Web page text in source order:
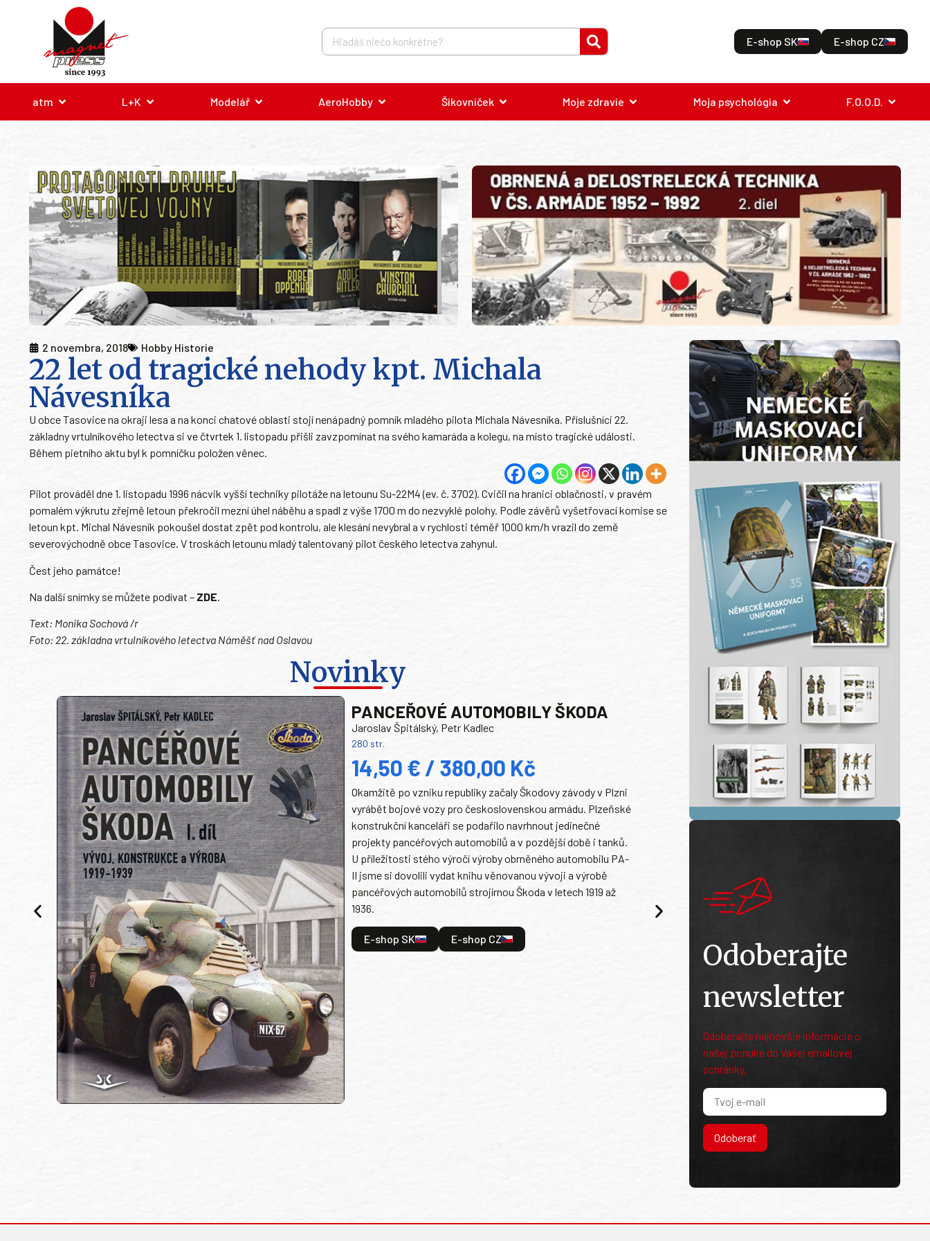
E-shop SK E-shop CZ
atm L+K Modelář AeroHobby Šikovníček Moje zdravie Moja psychológia F.O.O.D.
2 novembra, 2018 Hobby Historie
22 let od tragické nehody kpt. Michala
Návesníka
U obce Tasovice na okraji lesa a na konci chatové oblasti stojí nenápadný pomník mladého pilota Michala Návesníka. Příslušníci 22.
základny vrtulníkového letectva si ve čtvrtek 1. listopadu přišli zavzpomínat na svého kamaráda a kolegu, na místo tragické události.
Během pietního aktu byl k pomníčku položen věnec.
Pilot prováděl dne 1. listopadu 1996 nácvik vyšší techniky pilotáže na letounu Su-22M4 (ev. č. 3702). Cvičil na hranici oblačnosti, v pravém
pomalém výkrutu zřejmě letoun překročil mezní úhel náběhu a spadl z výše 1700 m do nezvyklé polohy. Podle závěrů vyšetřovací komise se
letoun kpt. Michal Návesník pokoušel dostat zpět pod kontrolu, ale klesání nevybral a v rychlosti téměř 1000 km/h vrazil do země
severovýchodně obce Tasovice. V troskách letounu mladý talentovaný pilot českého letectva zahynul.
Čest jeho památce!
Na další snímky se můžete podívat – ZDE.
Text: Monika Sochová /r
Foto: 22. základna vrtulníkového letectva Náměšť nad Oslavou
Novinky
PANCEŘOVÉ AUTOMOBILY ŠKODA
Jaroslav Špitálský, Petr Kadlec
280 str.
14,50 € / 380,00 Kč
Okamžitě po vzniku republiky začaly Škodovy závody v Plzni
vyrábět bojové vozy pro československou armádu. Plzeňské
konstrukční kanceláři se podařilo navrhnout jedinečné
projekty pancéřových automobilů a v pozdější době i tanků.
U příležitosti stého výročí výroby obrněného automobilu PA-
II jsme si dovolili vydat knihu věnovanou vývoji a výrobě
pancéřových automobilů strojírnou Škoda v letech 1919 až
1936.
E-shop SK E-shop CZ
Odoberajte
newsletter
Odoberajte najnovšie informácie o
našej ponuke do Vašej emailovej
schránky.
Odoberať